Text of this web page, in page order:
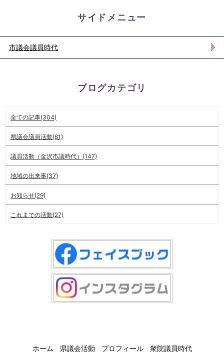
サイドメニュー
市議会議員時代
ブログカテゴリ
全ての記事(304)
県議会議員活動(61)
議員活動（金沢市議時代）(147)
地域の出来事(37)
お知らせ(29)
これまでの活動(27)
ホーム 県議会活動 プロフィール 衆院議員時代